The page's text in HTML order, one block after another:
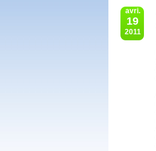
avri.
19
2011